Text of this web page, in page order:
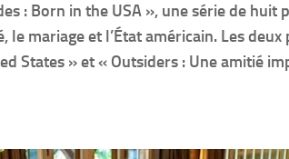
: Born in the USA », une série de huit
le mariage et l’État américain. Les
States » et « Outsiders : Une amitié